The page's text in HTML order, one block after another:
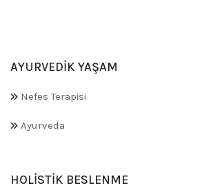
AYURVEDIK YAŞAM
Nefes Terapisi
Ayurveda
HOLISTIK BESLENME